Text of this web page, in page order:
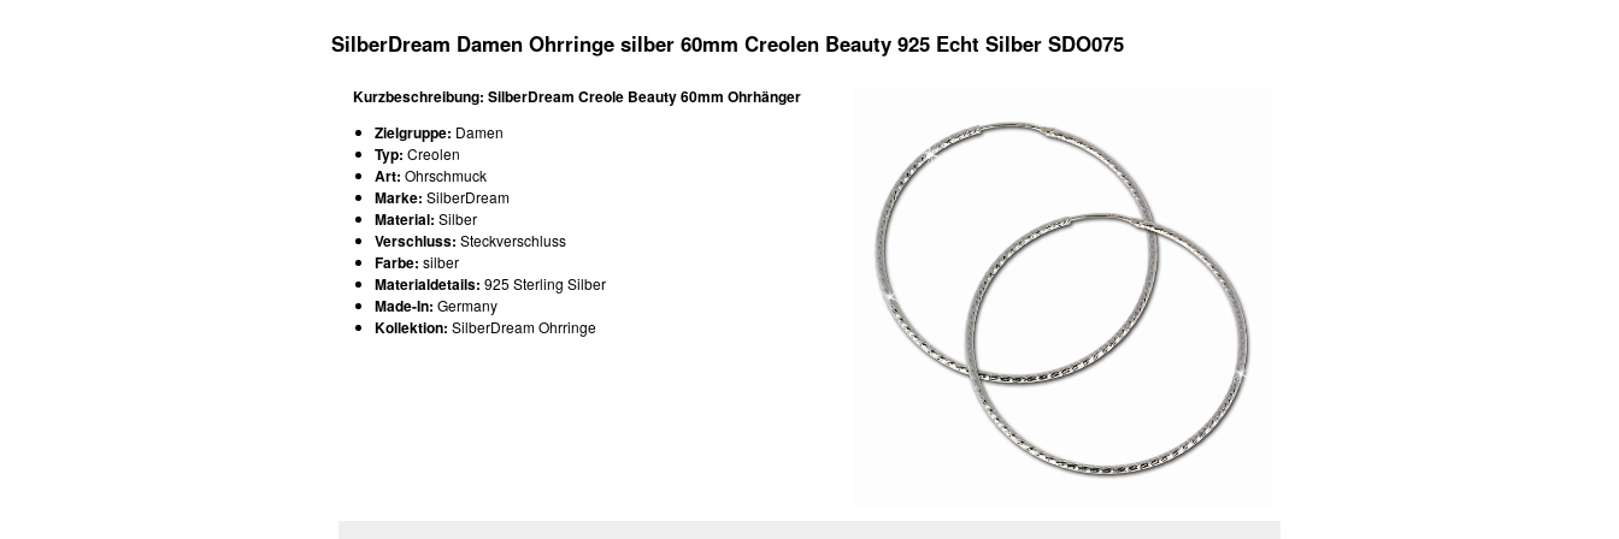
SilberDream Damen Ohrringe silber 60mm Creolen Beauty 925 Echt Silber SDO075
Kurzbeschreibung: SilberDream Creole Beauty 60mm Ohrhänger
Zielgruppe: Damen
Typ: Creolen
Art: Ohrschmuck
Marke: SilberDream
Material: Silber
Verschluss: Steckverschluss
Farbe: silber
Materialdetails: 925 Sterling Silber
Made-In: Germany
Kollektion: SilberDream Ohrringe